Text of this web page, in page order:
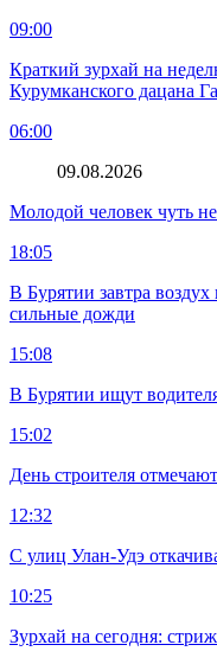
09:00
Краткий зурхай на
Курумканского дацана
06:00
09.08.2026
Молодой человек чуть
18:05
В Бурятии завтра
сильные дожди
15:08
В Бурятии ищут
15:02
День строителя
12:32
С улиц Улан-Удэ
10:25
Зурхай на сегодня: